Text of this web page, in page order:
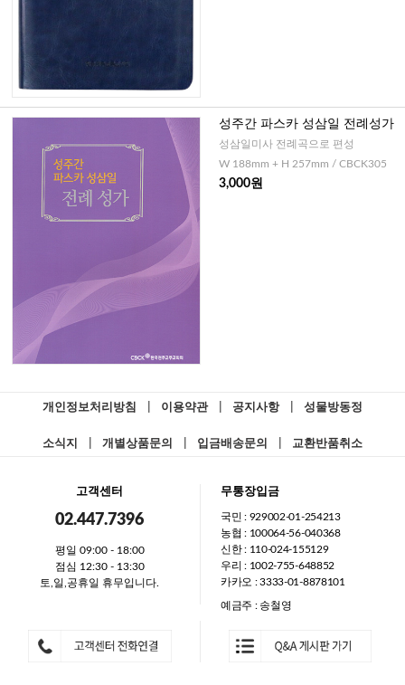
성주간 파스카 성삼일 전례성가
성삼일미사 전례곡으로 편성
W 188mm + H 257mm / CBCK305
3,000원
개인정보처리방침 이용약관 공지사항 성물방동정
소식지 개별상품문의 입금배송문의 교환반품취소
고객센터
02.447.7396
평일 09:00 - 18:00
점심 12:30 - 13:30
토,일,공휴일 휴무입니다.
무통장입금
국민 : 929002-01-254213
농협 : 100064-56-040368
신한 : 110-024-155129
우리 : 1002-755-648852
카카오 : 3333-01-8878101
예금주 : 송철영